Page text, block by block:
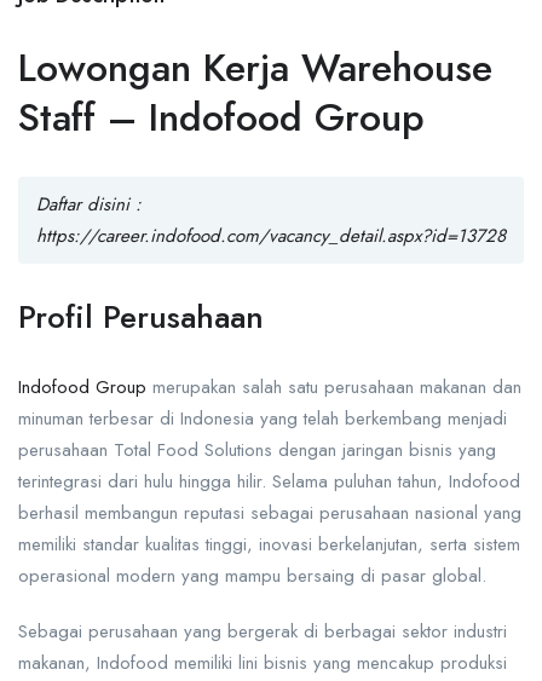
Lowongan Kerja Warehouse
Staff – Indofood Group
Daftar disini :
https://career.indofood.com/vacancy_detail.aspx?id=13728
Profil Perusahaan
Indofood Group merupakan salah satu perusahaan makanan dan
minuman terbesar di Indonesia yang telah berkembang menjadi
perusahaan Total Food Solutions dengan jaringan bisnis yang
terintegrasi dari hulu hingga hilir. Selama puluhan tahun, Indofood
berhasil membangun reputasi sebagai perusahaan nasional yang
memiliki standar kualitas tinggi, inovasi berkelanjutan, serta sistem
operasional modern yang mampu bersaing di pasar global.
Sebagai perusahaan yang bergerak di berbagai sektor industri
makanan, Indofood memiliki lini bisnis yang mencakup produksi